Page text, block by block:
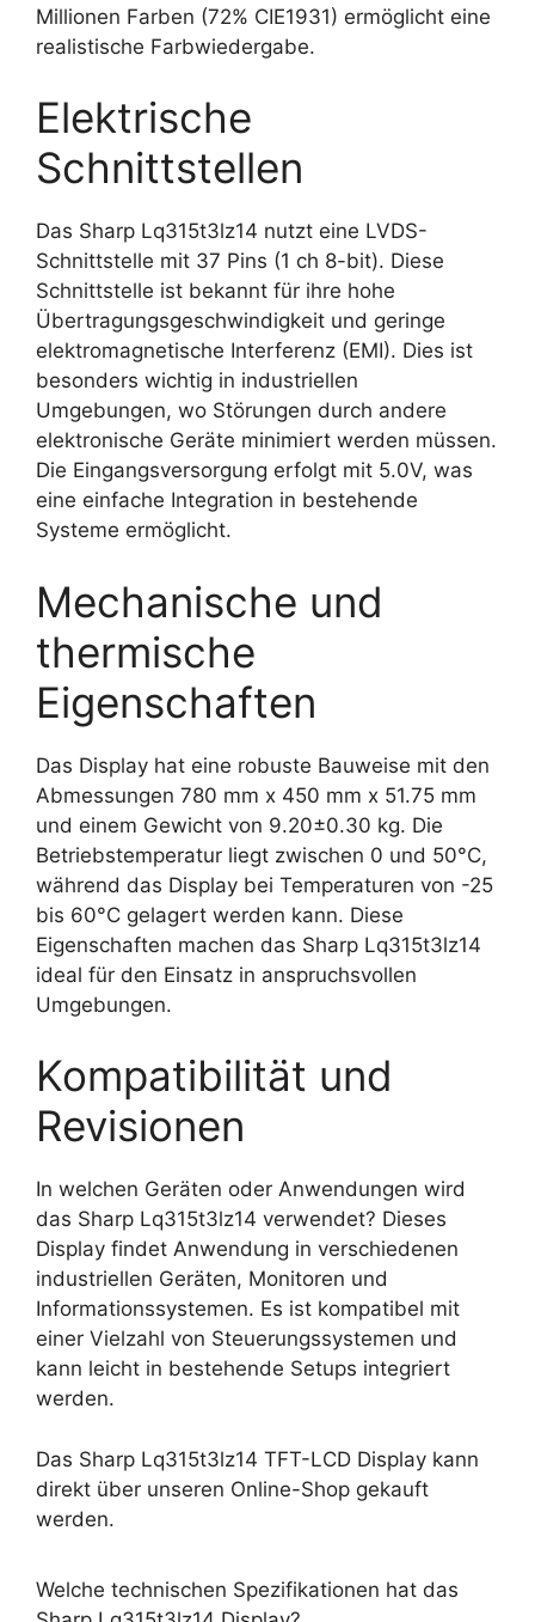
Millionen Farben (72% CIE1931) ermöglicht eine
realistische Farbwiedergabe.
Elektrische
Schnittstellen
Das Sharp Lq315t3lz14 nutzt eine LVDS-
Schnittstelle mit 37 Pins (1 ch 8-bit). Diese
Schnittstelle ist bekannt für ihre hohe
Übertragungsgeschwindigkeit und geringe
elektromagnetische Interferenz (EMI). Dies ist
besonders wichtig in industriellen
Umgebungen, wo Störungen durch andere
elektronische Geräte minimiert werden müssen.
Die Eingangsversorgung erfolgt mit 5.0V, was
eine einfache Integration in bestehende
Systeme ermöglicht.
Mechanische und
thermische
Eigenschaften
Das Display hat eine robuste Bauweise mit den
Abmessungen 780 mm x 450 mm x 51.75 mm
und einem Gewicht von 9.20±0.30 kg. Die
Betriebstemperatur liegt zwischen 0 und 50°C,
während das Display bei Temperaturen von -25
bis 60°C gelagert werden kann. Diese
Eigenschaften machen das Sharp Lq315t3lz14
ideal für den Einsatz in anspruchsvollen
Umgebungen.
Kompatibilität und
Revisionen
In welchen Geräten oder Anwendungen wird
das Sharp Lq315t3lz14 verwendet? Dieses
Display findet Anwendung in verschiedenen
industriellen Geräten, Monitoren und
Informationssystemen. Es ist kompatibel mit
einer Vielzahl von Steuerungssystemen und
kann leicht in bestehende Setups integriert
werden.
Das Sharp Lq315t3lz14 TFT-LCD Display kann
direkt über unseren Online-Shop gekauft
werden.
Welche technischen Spezifikationen hat das